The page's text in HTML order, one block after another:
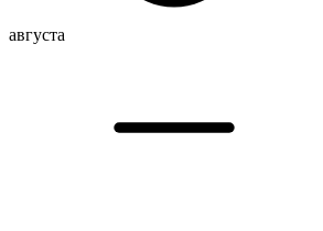
августа